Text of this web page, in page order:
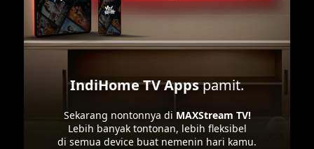
IndiHome TV Appspamit.
Sekarang nontonnya di MAXStream TV!
Lebih banyak tontonan, lebih fleksibel
di semua device buat nemenin hari kamu.